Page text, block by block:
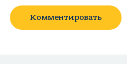
Комментировать